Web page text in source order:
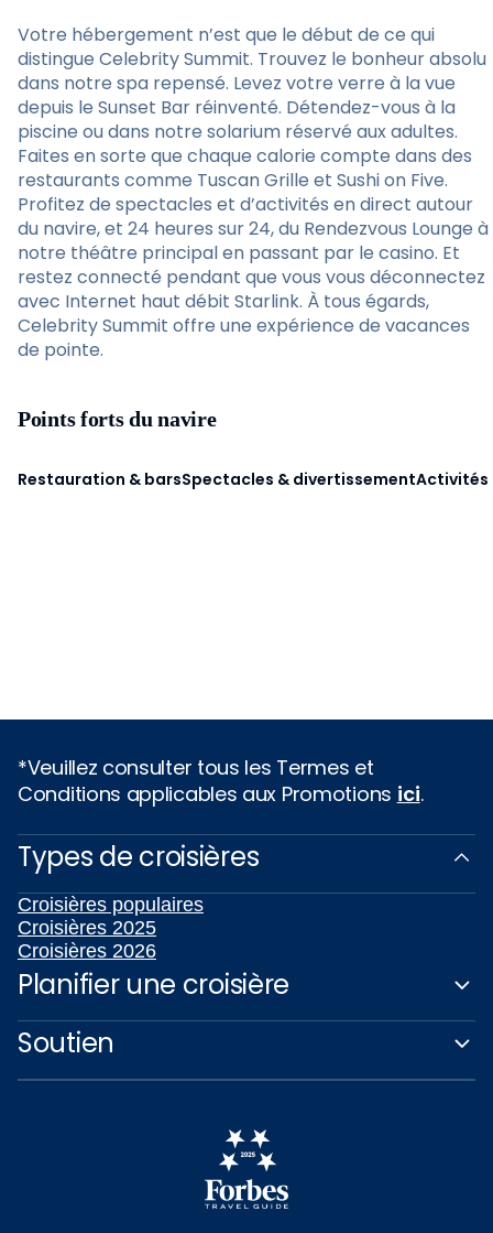
Votre hébergement n’est que le début de ce qui
distingue Celebrity Summit. Trouvez le bonheur absolu
dans notre spa repensé. Levez votre verre à la vue
depuis le Sunset Bar réinventé. Détendez-vous à la
piscine ou dans notre solarium réservé aux adultes.
Faites en sorte que chaque calorie compte dans des
restaurants comme Tuscan Grille et Sushi on Five.
Profitez de spectacles et d’activités en direct autour
du navire, et 24 heures sur 24, du Rendezvous Lounge à
notre théâtre principal en passant par le casino. Et
restez connecté pendant que vous vous déconnectez
avec Internet haut débit Starlink. À tous égards,
Celebrity Summit offre une expérience de vacances
de pointe.
Points forts du navire
Restauration & barsSpectacles & divertissementActivités
*Veuillez consulter tous les Termes et
Conditions applicables aux Promotions ici.
Types de croisières
Croisières populaires
Croisières 2025
Croisières 2026
Planifier une croisière
Soutien